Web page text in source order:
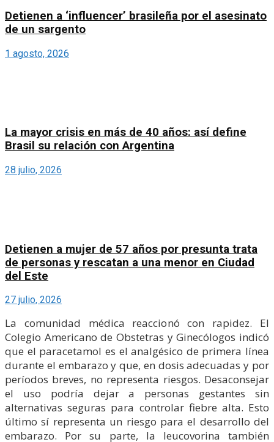
Detienen a ‘influencer’ brasileña por el asesinato
de un sargento
1 agosto, 2026
La mayor crisis en más de 40 años: así define
Brasil su relación con Argentina
28 julio, 2026
Detienen a mujer de 57 años por presunta trata
de personas y rescatan a una menor en Ciudad
del Este
27 julio, 2026
La comunidad médica reaccionó con rapidez. El
Colegio Americano de Obstetras y Ginecólogos indicó
que el paracetamol es el analgésico de primera línea
durante el embarazo y que, en dosis adecuadas y por
períodos breves, no representa riesgos. Desaconsejar
el uso podría dejar a personas gestantes sin
alternativas seguras para controlar fiebre alta. Esto
último sí representa un riesgo para el desarrollo del
embarazo. Por su parte, la leucovorina también